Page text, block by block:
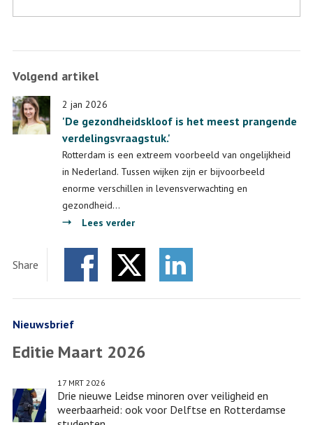
Volgend artikel
2 jan 2026
'De gezondheidskloof is het meest prangende
verdelingsvraagstuk.'
Rotterdam is een extreem voorbeeld van ongelijkheid
in Nederland. Tussen wijken zijn er bijvoorbeeld
enorme verschillen in levensverwachting en
gezondheid…
Lees verder
gezondheidskloof
is
Share
Nieuwsbrief
Editie Maart 2026
Drie nieuwe Leidse minoren over veiligheid en
weerbaarheid: ook voor Delftse en Rotterdamse
17 MRT 2026